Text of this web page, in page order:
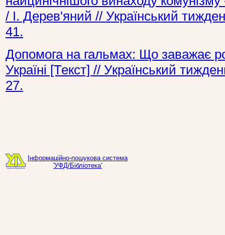
/ І. Дерев'яний // Український
41.
Допомога на гальмах: Що заважає
Україні [Текст] // Український
27.
Інформаційно-пошукова система
'УФД/Бібліотека'